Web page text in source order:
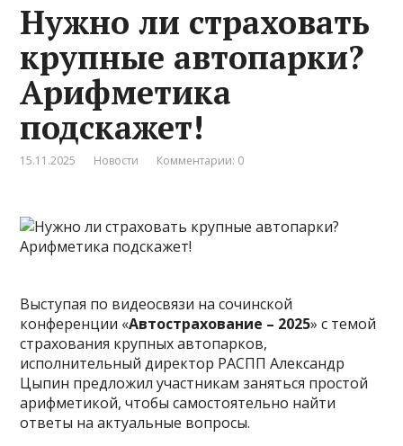
Нужно ли страховать
крупные автопарки?
Арифметика
подскажет!
15.11.2025 Новости Комментарии: 0
Выступая по видеосвязи на сочинской
конференции «Автострахование – 2025» с темой
страхования крупных автопарков,
исполнительный директор РАСПП Александр
Цыпин предложил участникам заняться простой
арифметикой, чтобы самостоятельно найти
ответы на актуальные вопросы.